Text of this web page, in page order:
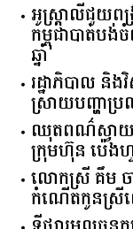
អូស្ត្រាលី​ជួយ​ពង្
កម្ពុជា​បាត់ប
ឆ្នាំ​
រដ្ឋាភិបាល​ ​និ
ស្រាយ​បញ្ហា​ប្
ឈុតពណ៌ស្វាយ
ក្រុមហ៊ុន ប៉េង
លោកស្រី គឹម ច
កំណើតកូនស្រីព